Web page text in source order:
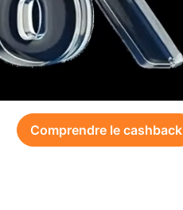
Comprendre le cashback